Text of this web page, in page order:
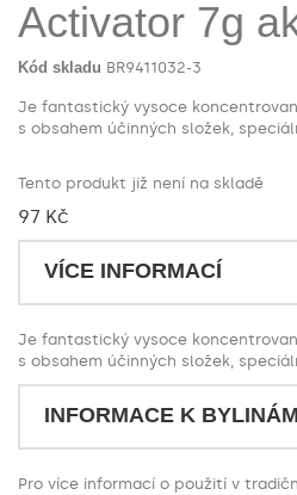
Activator 7g
Kód skladu BR9411032-3
Je fantastický vysoce
s obsahem účinných složek,
Tento produkt již není na skladě
97 Kč
VÍCE INFORMACÍ
Je fantastický vysoce
s obsahem účinných složek,
INFORMACE K BYLINÁM
Pro více informací o použití v